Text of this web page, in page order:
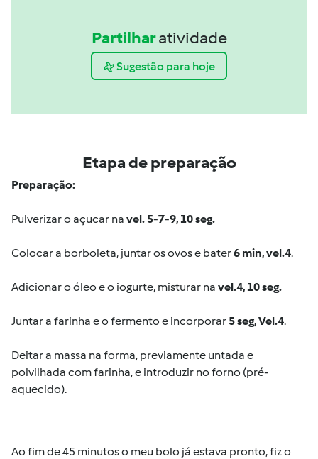
Partilharatividade
Sugestão para hoje
Etapa de preparação
Preparação:
Pulverizar o açucar na vel. 5-7-9, 10 seg.
Colocar a borboleta, juntar os ovos e bater6 min, vel.4.
Adicionar o óleo e o iogurte, misturar na vel.4, 10 seg.
Juntar a farinha e o fermento e incorporar 5 seg, Vel.4.
Deitar a massa na forma, previamente untada e
polvilhada com farinha, e introduzir no forno (pré-
aquecido).
Ao fim de 45 minutos o meu bolo já estava pronto, fiz o